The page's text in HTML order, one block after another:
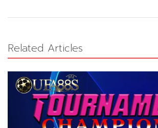
Related Articles